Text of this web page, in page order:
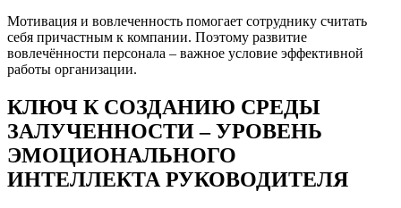
Мотивация и вовлеченность помогает сотруднику считать
себя причастным к компании. Поэтому развитие
вовлечённости персонала – важное условие эффективной
работы организации.
КЛЮЧ К СОЗДАНИЮ СРЕДЫ
ЗАЛУЧЕННОСТИ – УРОВЕНЬ
ЭМОЦИОНАЛЬНОГО
ИНТЕЛЛЕКТА РУКОВОДИТЕЛЯ